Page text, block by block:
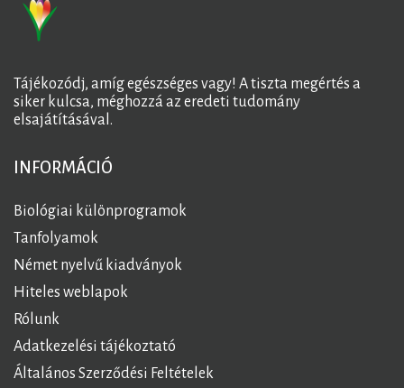
Tájékozódj, amíg egészséges vagy! A tiszta megértés a
siker kulcsa, méghozzá az eredeti tudomány
elsajátításával.
INFORMÁCIÓ
Biológiai különprogramok
Tanfolyamok
Német nyelvű kiadványok
Hiteles weblapok
Rólunk
Adatkezelési tájékoztató
Általános Szerződési Feltételek